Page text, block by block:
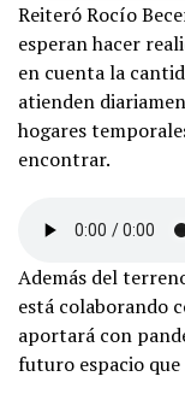
Reiteró Rocío
esperan hacer
en cuenta la
atienden
hogares
encontrar.
Además del
está colaborando
aportará con
futuro espacio